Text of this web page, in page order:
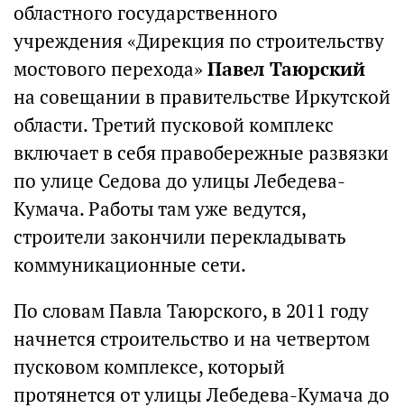
областного государственного
учреждения «Дирекция по строительству
мостового перехода»Павел Таюрский
на совещании в правительстве Иркутской
области. Третий пусковой комплекс
включает в себя правобережные развязки
по улице Седова до улицы Лебедева-
Кумача. Работы там уже ведутся,
строители закончили перекладывать
коммуникационные сети.
По словам Павла Таюрского, в 2011 году
начнется строительство и на четвертом
пусковом комплексе, который
протянется от улицы Лебедева-Кумача до